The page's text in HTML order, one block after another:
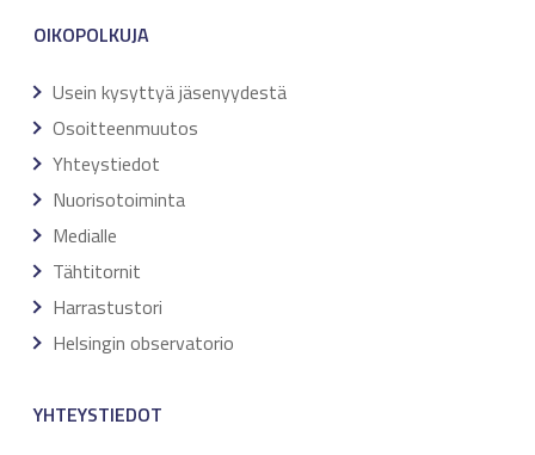
OIKOPOLKUJA
Usein kysyttyä jäsenyydestä
Osoitteenmuutos
Yhteystiedot
Nuorisotoiminta
Medialle
Tähtitornit
Harrastustori
Helsingin observatorio
YHTEYSTIEDOT